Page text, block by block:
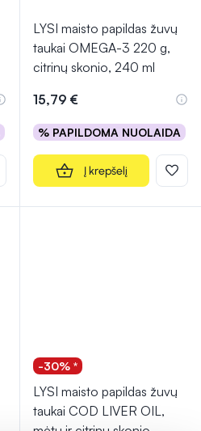
LYSI maisto papildas žuvų
taukai OMEGA-3 220 g,
citrinų skonio, 240 ml
15,79 €
% PAPILDOMA NUOLAIDA
Į krepšelį
-30% *
LYSI maisto papildas žuvų
taukai COD LIVER OIL,